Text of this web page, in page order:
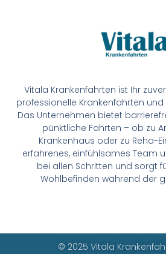
Vitala Krankenfahrten ist Ihr
professionelle Krankenfahrten
Das Unternehmen bietet
pünktliche Fahrten – ob zu
Krankenhaus oder zu Reha-
erfahrenes, einfühlsames Team
bei allen Schritten und sorgt
Wohlbefinden während der
© 2025 Vitala